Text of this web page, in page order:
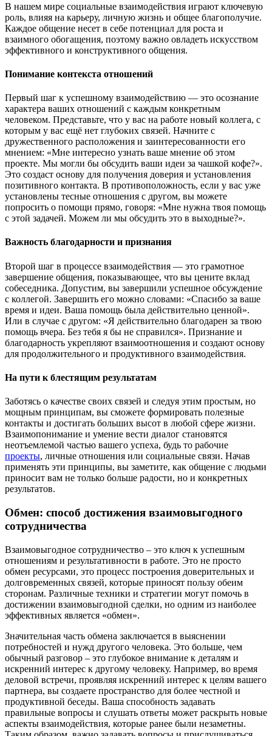
В нашем мире социальные взаимодействия играют ключевую
роль, влияя на карьеру, личную жизнь и общее благополучие.
Каждое общение несет в себе потенциал для роста и
взаимного обогащения, поэтому важно овладеть искусством
эффективного и конструктивного общения.
Понимание контекста отношений
Первый шаг к успешному взаимодействию — это осознание
характера ваших отношений с каждым конкретным
человеком. Представьте, что у вас на работе новый коллега, с
которым у вас ещё нет глубоких связей. Начните с
дружественного расположения и заинтересованности его
мнением: «Мне интересно узнать ваше мнение об этом
проекте. Мы могли бы обсудить ваши идеи за чашкой кофе?».
Это создаст основу для получения доверия и установления
позитивного контакта. В противоположность, если у вас уже
установлены тесные отношения с другом, вы можете
попросить о помощи прямо, говоря: «Мне нужна твоя помощь
с этой задачей. Можем ли мы обсудить это в выходные?».
Важность благодарности и признания
Второй шаг в процессе взаимодействия — это грамотное
завершение общения, показывающее, что вы цените вклад
собеседника. Допустим, вы завершили успешное обсуждение
с коллегой. Завершить его можно словами: «Спасибо за ваше
время и идеи. Ваша помощь была действительно ценной».
Или в случае с другом: «Я действительно благодарен за твою
помощь вчера. Без тебя я бы не справился». Признание и
благодарность укрепляют взаимоотношения и создают основу
для продолжительного и продуктивного взаимодействия.
На пути к блестящим результатам
Заботясь о качестве своих связей и следуя этим простым, но
мощным принципам, вы сможете формировать полезные
контакты и достигать больших высот в любой сфере жизни.
Взаимопонимание и умение вести диалог становятся
неотъемлемой частью вашего успеха, будь то рабочие
проекты, личные отношения или социальные связи. Начав
применять эти принципы, вы заметите, как общение с людьми
приносит вам не только больше радости, но и конкретных
результатов.
Обмен: способ достижения взаимовыгодного
сотрудничества
Взаимовыгодное сотрудничество – это ключ к успешным
отношениям и результативности в работе. Это не просто
обмен ресурсами, это процесс построения доверительных и
долговременных связей, которые приносят пользу обеим
сторонам. Различные техники и стратегии могут помочь в
достижении взаимовыгодной сделки, но одним из наиболее
эффективных является «обмен».
Значительная часть обмена заключается в выяснении
потребностей и нужд другого человека. Это больше, чем
обычный разговор – это глубокое внимание к деталям и
искренний интерес к другому человеку. Например, во время
деловой встречи, проявляя искренний интерес к целям вашего
партнера, вы создаете пространство для более честной и
продуктивной беседы. Ваша способность задавать
правильные вопросы и слушать ответы может раскрыть новые
аспекты взаимодействия, которые ранее были незаметны.